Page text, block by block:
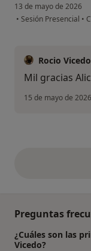
13 de mayo de 2026
• Sesión Presencial •
Rocio Vicedo
Mil gracias
15 de mayo de 2026
Preguntas
¿Cuáles son las
Vicedo?